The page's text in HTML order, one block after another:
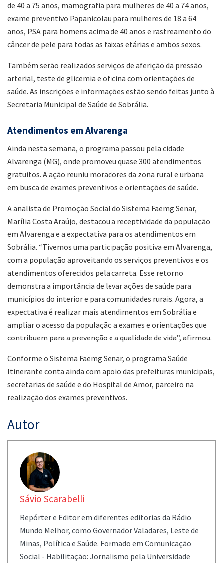
de 40 a 75 anos, mamografia para mulheres de 40 a 74 anos,
exame preventivo Papanicolau para mulheres de 18 a 64
anos, PSA para homens acima de 40 anos e rastreamento do
câncer de pele para todas as faixas etárias e ambos sexos.
Também serão realizados serviços de aferição da pressão
arterial, teste de glicemia e oficina com orientações de
saúde. As inscrições e informações estão sendo feitas junto à
Secretaria Municipal de Saúde de Sobrália.
Atendimentos em Alvarenga
Ainda nesta semana, o programa passou pela cidade
Alvarenga (MG), onde promoveu quase 300 atendimentos
gratuitos. A ação reuniu moradores da zona rural e urbana
em busca de exames preventivos e orientações de saúde.
A analista de Promoção Social do Sistema Faemg Senar,
Marília Costa Araújo, destacou a receptividade da população
em Alvarenga e a expectativa para os atendimentos em
Sobrália. “Tivemos uma participação positiva em Alvarenga,
com a população aproveitando os serviços preventivos e os
atendimentos oferecidos pela carreta. Esse retorno
demonstra a importância de levar ações de saúde para
municípios do interior e para comunidades rurais. Agora, a
expectativa é realizar mais atendimentos em Sobrália e
ampliar o acesso da população a exames e orientações que
contribuem para a prevenção e a qualidade de vida”, afirmou.
Conforme o Sistema Faemg Senar, o programa Saúde
Itinerante conta ainda com apoio das prefeituras municipais,
secretarias de saúde e do Hospital de Amor, parceiro na
realização dos exames preventivos.
Autor
Sávio Scarabelli
Repórter e Editor em diferentes editorias da Rádio
Mundo Melhor, como Governador Valadares, Leste de
Minas, Política e Saúde. Formado em Comunicação
Social - Habilitação: Jornalismo pela Universidade